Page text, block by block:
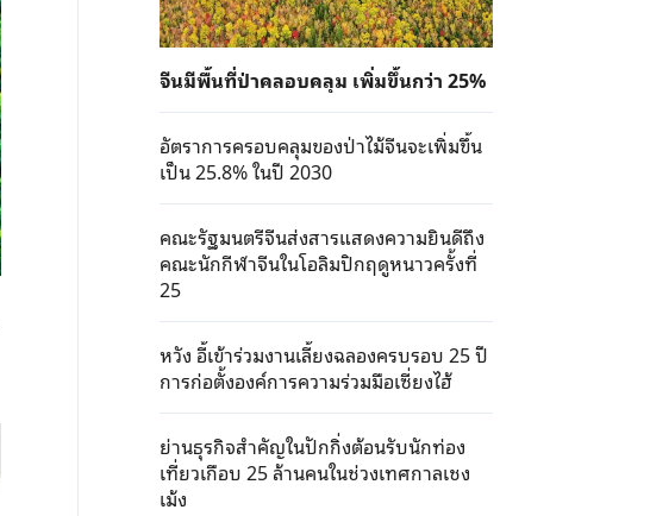
จีนมีพื้นที่ป่าคลอบคลุม เพิ่มขึ้นกว่า 25%
อัตราการครอบคลุมของป่าไม้จีนจะเพิ่มขึ้น
เป็น 25.8% ในปี 2030
คณะรัฐมนตรีจีนส่งสารแสดงความยินดีถึง
คณะนักกีฬาจีนในโอลิมปิกฤดูหนาวครั้งที่
25
หวัง อี้เข้าร่วมงานเลี้ยงฉลองครบรอบ 25 ปี
การก่อตั้งองค์การความร่วมมือเซี่ยงไฮ้
ย่านธุรกิจสำคัญในปักกิ่งต้อนรับนักท่อง
เที่ยวเกือบ 25 ล้านคนในช่วงเทศกาลเชง
เม้ง